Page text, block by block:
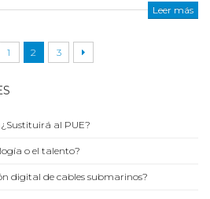
Leer más
1 2 3
al PUE?
o el talento?
digital de cables submarinos?